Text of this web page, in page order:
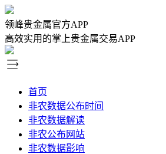
领峰贵金属官方APP
高效实用的掌上贵金属交易APP
首页
非农数据公布时间
非农数据解读
非农公布网站
非农数据影响